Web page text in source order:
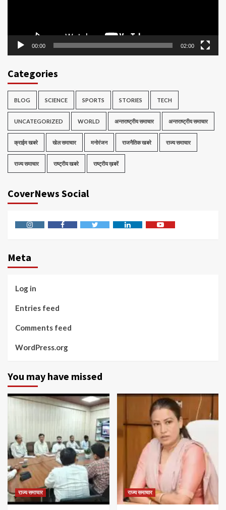
00:00 02:00
Categories
BLOG SCIENCE SPORTS STORIES TECH
UNCATEGORIZED WORLD अन्तराष्ट्रीय समाचार अन्तराष्ट्रीय समाचार
क्राईम खबरे खेल समाचार मनोरंजन राजनैतिक खबरे राज्य समाचार
राज्य समाचार राष्ट्रीय खबरे राष्ट्रीय ख़बरें
CoverNews Social
Meta
Log in
Entries feed
Comments feed
WordPress.org
You may have missed
राज्य समाचार राज्य समाचार